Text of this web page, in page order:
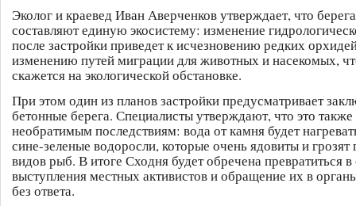
Эколог и краевед Иван Аверченков утверждает, что
составляют единую экосистему: изменение
после застройки приведет к исчезновению редких
изменению путей миграции для животных и насекомых,
скажется на экологической обстановке.
При этом один из планов застройки предусматривает
бетонные берега. Специалисты утверждают, что это также
необратимым последствиям: вода от камня будет
сине-зеленые водоросли, которые очень ядовиты и
видов рыб. В итоге Сходня будет обречена превратиться
выступления местных активистов и обращение их в
без ответа.